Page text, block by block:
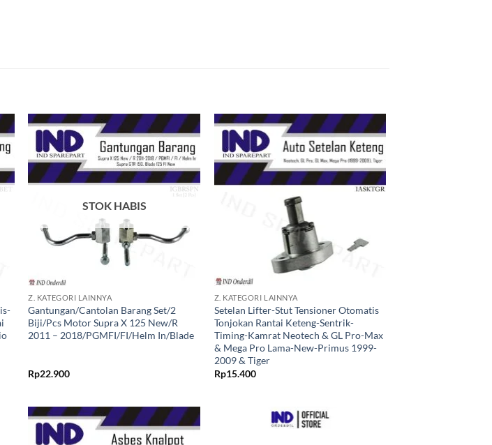
Tambahkan
ke Wishlist
STOK HABIS
Z. KATEGORI LAINNYA
Gantungan/Cantolan Barang Set/2
Biji/Pcs Motor Supra X 125 New/R
2011 – 2018/PGMFI/FI/Helm In/Blade
Rp22.900
Tambahkan
ke Wishlist
Z. KATEGORI LAINNYA
Setelan Lifter-Stut Tensioner Otomatis
Tonjokan Rantai Keteng-Sentrik-
Timing-Kamrat Neotech & GL Pro-Max
& Mega Pro Lama-New-Primus 1999-
2009 & Tiger
Rp15.400